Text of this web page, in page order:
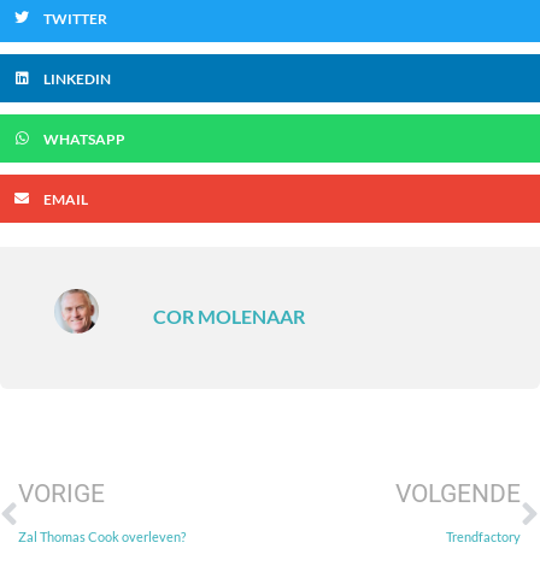
TWITTER
LINKEDIN
WHATSAPP
EMAIL
COR MOLENAAR
VORIGE
Zal Thomas Cook overleven?
VOLGENDE
Trendfactory